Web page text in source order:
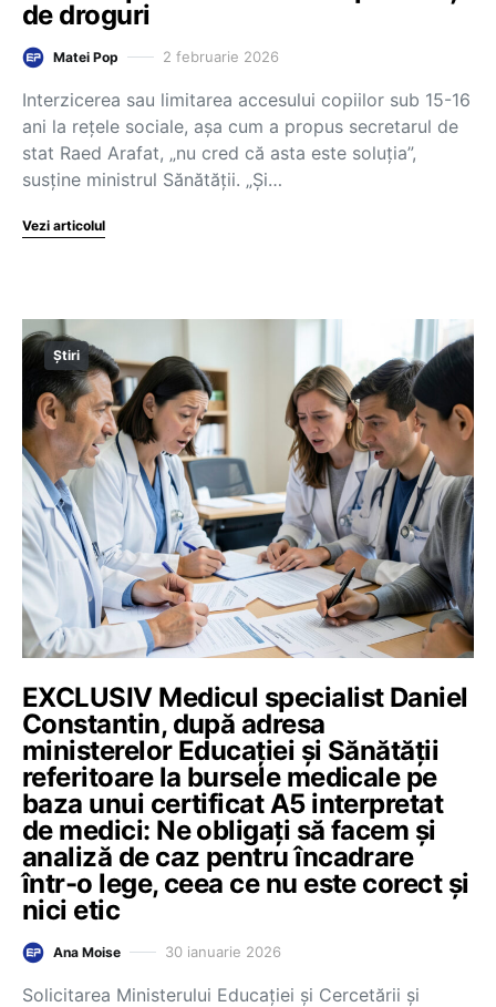
de droguri
Matei Pop 2 februarie 2026
Interzicerea sau limitarea accesului copiilor sub 15-16
ani la rețele sociale, așa cum a propus secretarul de
stat Raed Arafat, „nu cred că asta este soluţia”,
susține ministrul Sănătății. „Şi…
Vezi articolul
Știri
EXCLUSIV Medicul specialist Daniel
Constantin, după adresa
ministerelor Educației și Sănătății
referitoare la bursele medicale pe
baza unui certificat A5 interpretat
de medici: Ne obligați să facem și
analiză de caz pentru încadrare
într-o lege, ceea ce nu este corect și
nici etic
Ana Moise 30 ianuarie 2026
Solicitarea Ministerului Educației și Cercetării și